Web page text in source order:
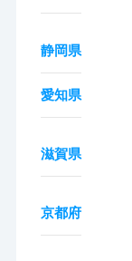
静岡県
愛知県
滋賀県
京都府